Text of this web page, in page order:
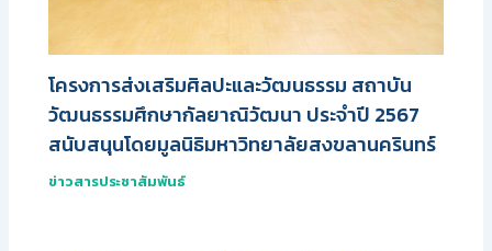
โครงการส่งเสริมศิลปะและวัฒนธรรม สถาบัน
วัฒนธรรมศึกษากัลยาณิวัฒนา ประจำปี 2567
สนับสนุนโดยมูลนิธิมหาวิทยาลัยสงขลานครินทร์
ข่าวสารประชาสัมพันธ์